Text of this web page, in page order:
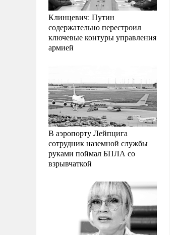
Клинцевич: Путин
содержательно перестроил
ключевые контуры управления
армией
В аэропорту Лейпцига
сотрудник наземной службы
руками поймал БПЛА со
взрывчаткой